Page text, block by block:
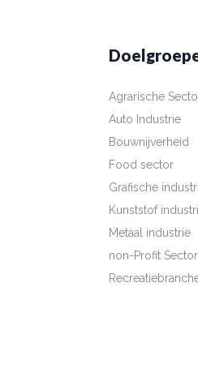
Agrarische
Auto Industrie
Bouwnijverheid
Food sector
Grafische
Kunststof
Metaal industrie
non-Profit Sector